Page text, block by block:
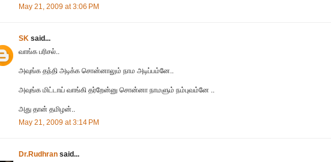
May 21, 2009 at 3:06 PM
SK said...
வாங்க பரிசல்..
அவுங்க தந்தி அடிக்க சொன்னாலும் நாம அடிப்பம்னே..
அவுங்க மிட்டாய் வாங்கி தர்றேன்னு சொன்னா நாமளும் நம்புவம்னே ..
அது தான் தமிழன்..
May 21, 2009 at 3:14 PM
Dr.Rudhran said...